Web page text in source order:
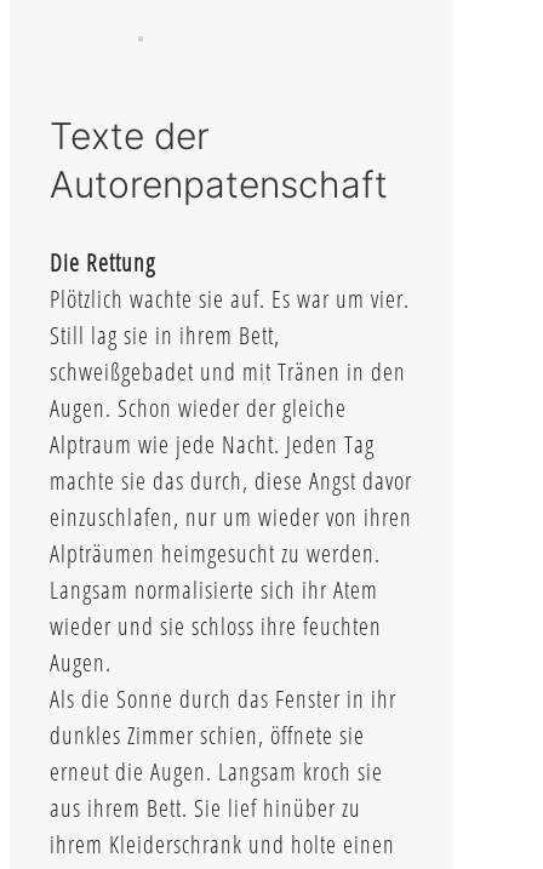
Texte der
Autorenpatenschaft
Die Rettung
Plötzlich wachte sie auf. Es war um vier.
Still lag sie in ihrem Bett,
schweißgebadet und mit Tränen in den
Augen. Schon wieder der gleiche
Alptraum wie jede Nacht. Jeden Tag
machte sie das durch, diese Angst davor
einzuschlafen, nur um wieder von ihren
Alpträumen heimgesucht zu werden.
Langsam normalisierte sich ihr Atem
wieder und sie schloss ihre feuchten
Augen.
Als die Sonne durch das Fenster in ihr
dunkles Zimmer schien, öffnete sie
erneut die Augen. Langsam kroch sie
aus ihrem Bett. Sie lief hinüber zu
ihrem Kleiderschrank und holte einen